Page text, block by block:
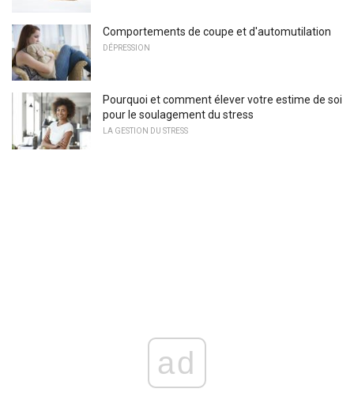
Comportements de coupe et d'automutilation
DÉPRESSION
Pourquoi et comment élever votre estime de soi
pour le soulagement du stress
LA GESTION DU STRESS
ad